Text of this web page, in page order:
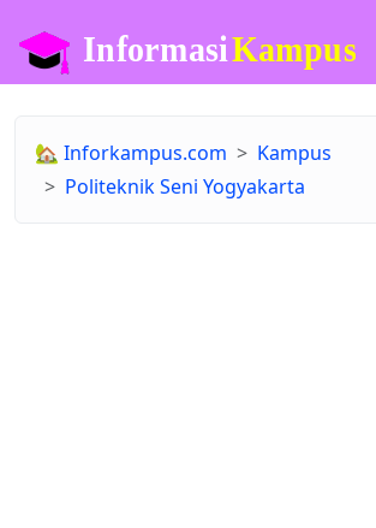
🏡 Inforkampus.com
Kampus
Politeknik Seni Yogyakarta